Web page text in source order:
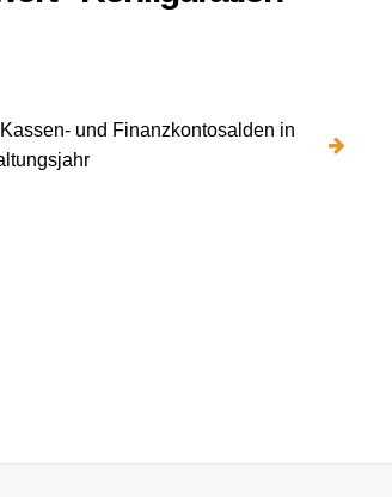
und Finanzkontosalden in